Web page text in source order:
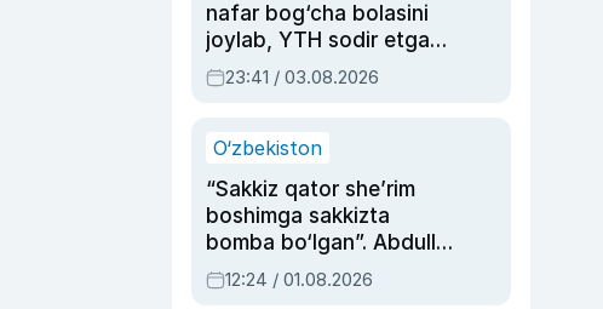
nafar bog‘cha bolasini
joylab, YTH sodir etgan
ayolga sud hukmi o‘qildi
23:41 / 03.08.2026
O‘zbekiston
“Sakkiz qator she’rim
boshimga sakkizta
bomba bo‘lgan”. Abdulla
Oripovni siyosiy
ayblovlardan asrab
12:24 / 01.08.2026